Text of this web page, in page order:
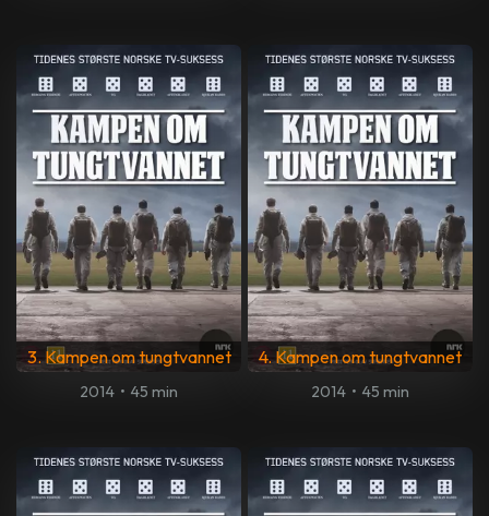
3. Kampen om tungtvannet
2014 • 45 min
4. Kampen om tungtvannet
2014 • 45 min